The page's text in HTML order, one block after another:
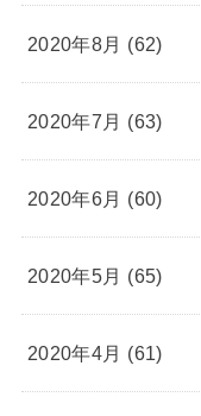
2020年8月 (62)
2020年7月 (63)
2020年6月 (60)
2020年5月 (65)
2020年4月 (61)